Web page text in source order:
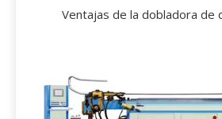
Ventajas de la dobladora de